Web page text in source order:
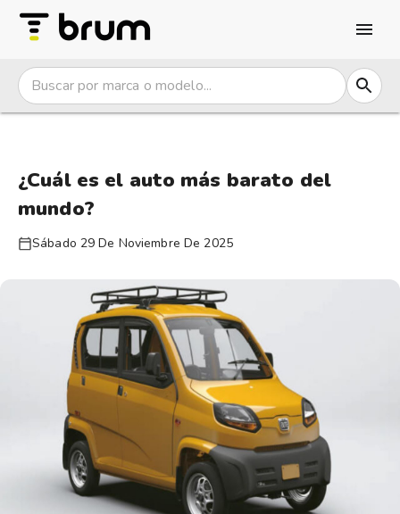
¿Cuál es el auto más barato del
mundo?
Sábado 29 De Noviembre De 2025